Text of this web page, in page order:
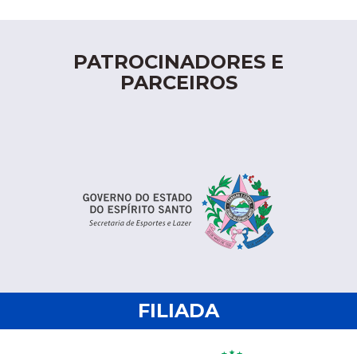
PATROCINADORES E
PARCEIROS
FILIADA